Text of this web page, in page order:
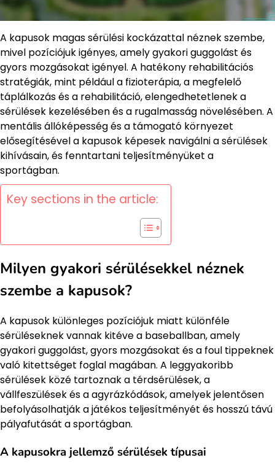
A kapusok magas sérülési kockázattal néznek szembe,
mivel pozíciójuk igényes, amely gyakori guggolást és
gyors mozgásokat igényel. A hatékony rehabilitációs
stratégiák, mint például a fizioterápia, a megfelelő
táplálkozás és a rehabilitáció, elengedhetetlenek a
sérülések kezelésében és a rugalmasság növelésében. A
mentális állóképesség és a támogató környezet
elősegítésével a kapusok képesek navigálni a sérülések
kihívásain, és fenntartani teljesítményüket a
sportágban.
Key sections in the article:
Milyen gyakori sérülésekkel néznek
szembe a kapusok?
A kapusok különleges pozíciójuk miatt különféle
sérüléseknek vannak kitéve a baseballban, amely
gyakori guggolást, gyors mozgásokat és a foul tippeknek
való kitettséget foglal magában. A leggyakoribb
sérülések közé tartoznak a térdsérülések, a
vállfeszülések és a agyrázkódások, amelyek jelentősen
befolyásolhatják a játékos teljesítményét és hosszú távú
pályafutását a sportágban.
A kapusokra jellemző sérülések típusai